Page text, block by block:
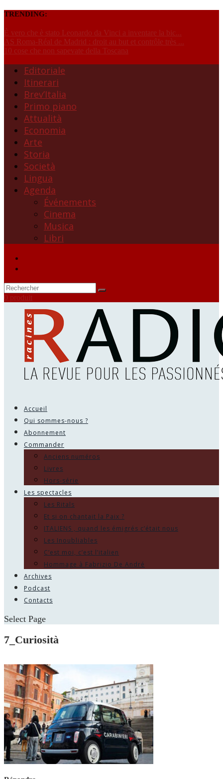
TRENDING:
È vero che è stato Leonardo da Vinci a inventare la bic...
AS Roma-Réal de Madrid : droit au but et contrôle très ...
10 cose che non sapevate della Toscana
Editoriale
Itinerari
Brev’Italia
Primo piano
Attualità
Economia
Arte
Storia
Società
Lingua
Agenda
Événements
Cinema
Musica
Libri
0 produit
Accueil
Qui sommes-nous ?
Abonnement
Commander
Anciens numéros
Livres
Hors-série
Les spectacles
Les Ritals
Et si on chantait la Paix ?
ITALIENS , quand les émigrés c’était nous
Les Inoubliables
C’est moi, c’est l’italien
Hommage à Fabrizio De André
Archives
Podcast
Contacts
Select Page
7_Curiosità